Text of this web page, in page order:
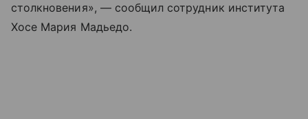
столкновения», — сообщил сотрудник института
Хосе Мария Мадьедо.